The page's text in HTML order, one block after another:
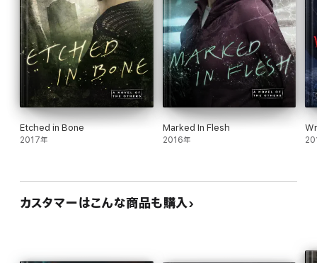
Etched in Bone
2017年
Marked In Flesh
2016年
カスタマーはこんな商品も購入